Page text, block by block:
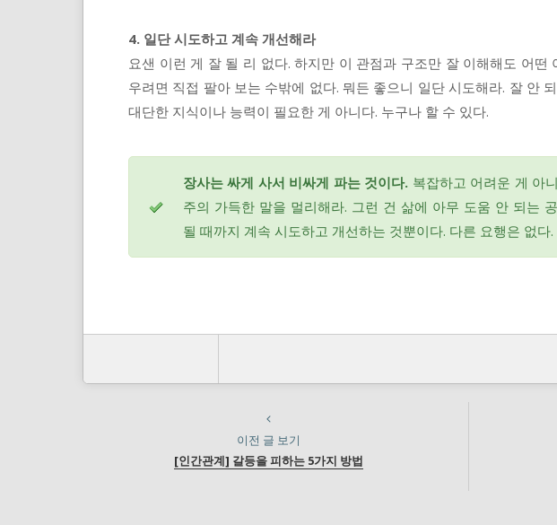
4. 일단 시도하고 계속 개선해라
요샌 이런 게 잘 될 리 없다. 하지만 이 관점과 구조만 잘 이해해도 어떤
우려면 직접 팔아 보는 수밖에 없다. 뭐든 좋으니 일단 시도해라. 잘 안
대단한 지식이나 능력이 필요한 게 아니다. 누구나 할 수 있다.
장사는 싸게 사서 비싸게 파는 것이다. 복잡하고 어려운 게 아
주의 가득한 말을 멀리해라. 그런 건 삶에 아무 도움 안 되는
될 때까지 계속 시도하고 개선하는 것뿐이다. 다른 요행은 없다.
이전 글 보기
[인간관계] 갈등을 피하는 5가지 방법